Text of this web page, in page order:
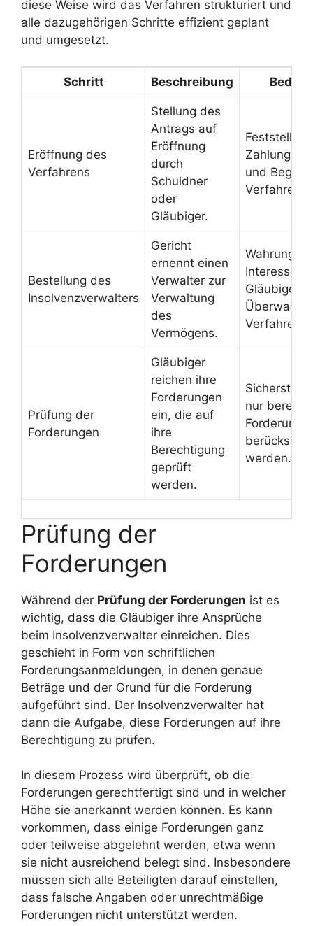
diese Weise wird das Verfahren strukturiert und
alle dazugehörigen Schritte effizient geplant
und umgesetzt.
Schritt Beschreibung
Eröffnung des
Verfahrens
Stellung des
Antrags auf
Eröffnung
durch
Schuldner
oder
Gläubiger.
und Beginn
Verfahrens.
Bestellung des
Insolvenzverwalters
Gericht
ernennt einen
Verwalter zur
Verwaltung
des
Vermögens.
Wahrung
Interessen
Gläubiger
Verfahrens.
Prüfung der
Forderungen
Gläubiger
reichen ihre
Forderungen
ein, die auf
ihre
Berechtigung
geprüft
werden.
nur
werden.
Prüfung der
Forderungen
Während der Prüfung der Forderungen ist es
wichtig, dass die Gläubiger ihre Ansprüche
beim Insolvenzverwalter einreichen. Dies
geschieht in Form von schriftlichen
Forderungsanmeldungen, in denen genaue
Beträge und der Grund für die Forderung
aufgeführt sind. Der Insolvenzverwalter hat
dann die Aufgabe, diese Forderungen auf ihre
Berechtigung zu prüfen.
In diesem Prozess wird überprüft, ob die
Forderungen gerechtfertigt sind und in welcher
Höhe sie anerkannt werden können. Es kann
vorkommen, dass einige Forderungen ganz
oder teilweise abgelehnt werden, etwa wenn
sie nicht ausreichend belegt sind. Insbesondere
müssen sich alle Beteiligten darauf einstellen,
dass falsche Angaben oder unrechtmäßige
Forderungen nicht unterstützt werden.